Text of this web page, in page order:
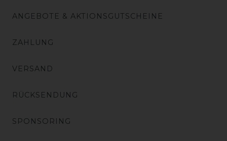
ANGEBOTE & AKTIONSGUTSCHEINE
ZAHLUNG
VERSAND
RÜCKSENDUNG
SPONSORING